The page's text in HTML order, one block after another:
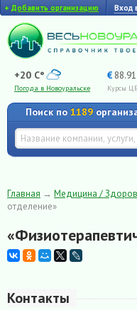
+ Добавить организацию Вход
+20 C°
Погода в Новоуральске
€ 88.91
Курсы
Поиск по 1189
Главная → Медицина /
отделение»
Контакты